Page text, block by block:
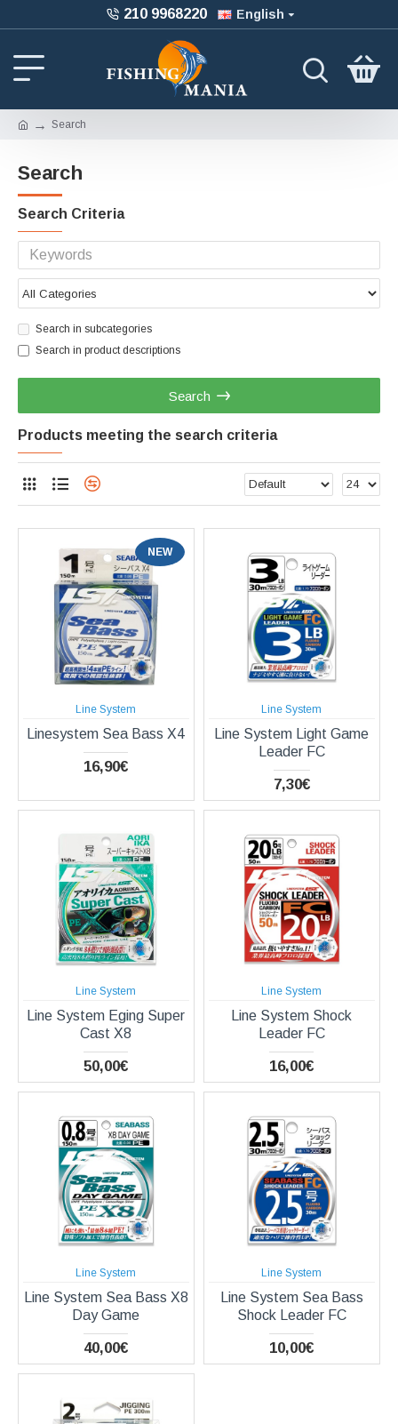
210 9968220 English
Search
Search
Search Criteria
Search in subcategories
Search in product descriptions
Search
Products meeting the search criteria
NEW
Line System
Linesystem Sea Bass X4
16,90€
Line System
Line System Light Game
Leader FC
7,30€
Line System
Line System Eging Super
Cast X8
50,00€
Line System
Line System Shock
Leader FC
16,00€
Line System
Line System Sea Bass X8
Day Game
40,00€
Line System
Line System Sea Bass
Shock Leader FC
10,00€